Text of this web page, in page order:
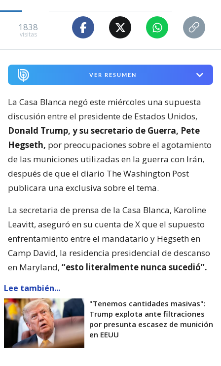
1838
visitas
VER RESUMEN
La Casa Blanca negó este miércoles una supuesta
discusión entre el presidente de Estados Unidos,
Donald Trump, y su secretario de Guerra, Pete
Hegseth, por preocupaciones sobre el agotamiento
de las municiones utilizadas en la guerra con Irán,
después de que el diario The Washington Post
publicara una exclusiva sobre el tema.
La secretaria de prensa de la Casa Blanca, Karoline
Leavitt, aseguró en su cuenta de X que el supuesto
enfrentamiento entre el mandatario y Hegseth en
Camp David, la residencia presidencial de descanso
en Maryland, “esto literalmente nunca sucedió”.
Lee también...
"Tenemos cantidades masivas":
Trump explota ante filtraciones
por presunta escasez de munición
en EEUU